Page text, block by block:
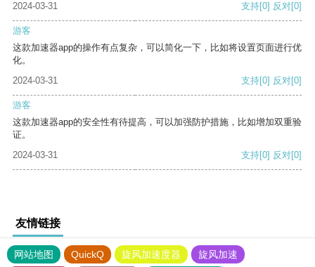
2024-03-31 支持[0] 反对[0]
游客
这款加速器app的操作有点复杂，可以简化一下，比如将设置页面进行优
化。
2024-03-31
支持[0] 反对[0]
游客
这款加速器app的安全性有待提高，可以加强防护措施，比如增加双重验
证。
2024-03-31
支持[0] 反对[0]
友情链接
网站地图 QuickQ 旋风加速度器
旋风加速